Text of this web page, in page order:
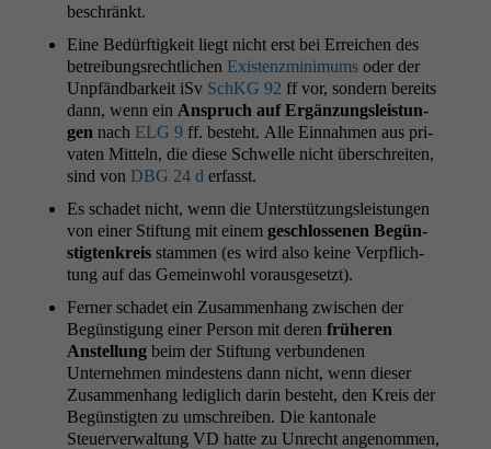
beschränkt.
Eine Bedürftigkeit liegt nicht erst bei Erre­ichen des
betrei­bungsrechtlichen Exis­tenzmin­i­mums oder der
Unpfänd­barkeit iSv SchKG 92 ff vor, son­dern bere­its
dann, wenn ein Anspruch auf Ergänzungsleis­tun­
gen nach ELG 9 ff. beste­ht. Alle Ein­nah­men aus pri­
vat­en Mit­teln, die diese Schwelle nicht über­schre­it­en,
sind von DBG 24 d erfasst.
Es schadet nicht, wenn die Unter­stützungsleis­tun­gen
von ein­er Stiftung mit einem geschlosse­nen Begün­
stigtenkreis stam­men (es wird also keine Verpflich­
tung auf das Gemein­wohl vorausgesetzt).
Fern­er schadet ein Zusam­men­hang zwis­chen der
Begün­s­ti­gung ein­er Per­son mit deren früheren
Anstel­lung beim der Stiftung ver­bun­de­nen
Unternehmen min­destens dann nicht, wenn dieser
Zusam­men­hang lediglich darin beste­ht, den Kreis der
Begün­stigten zu umschreiben. Die kan­tonale
Steuerver­wal­tung VD hat­te zu Unrecht angenom­men,